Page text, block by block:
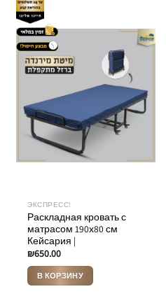
ЭКСПРЕСС!
Раскладная кровать с
матрасом 190х80 см
Кейсария |
₪650.00
В КОРЗИНУ